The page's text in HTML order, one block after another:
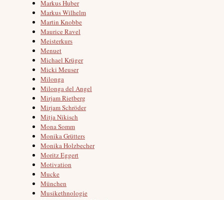
Markus Huber
Markus Wilhelm
Martin Knobbe
Maurice Ravel
Meisterkurs
Menuet
Michael Krüger
Micki Meuser
Milonga
Milonga del Angel
Mirjam Rietberg
Mirjam Schröder
Mitja Nikisch
Mona Somm
Monika Grütters
Monika Holzbecher
Moritz Eggert
Motivation
Mucke
München
Musikethnologie